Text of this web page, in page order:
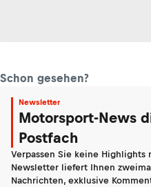
Schon gesehen?
Newsletter
Motorsport-News
Postfach
Verpassen Sie keine Highlights
Newsletter liefert Ihnen
Nachrichten, exklusive